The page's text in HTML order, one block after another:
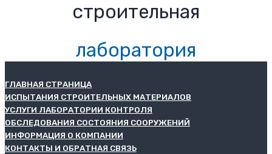
строительная
лаборатория
ГЛАВНАЯ СТРАНИЦА
ИСПЫТАНИЯ СТРОИТЕЛЬНЫХ МАТЕРИАЛОВ
УСЛУГИ ЛАБОРАТОРИИ КОНТРОЛЯ
ОБСЛЕДОВАНИЯ СОСТОЯНИЯ СООРУЖЕНИЙ
ИНФОРМАЦИЯ О КОМПАНИИ
КОНТАКТЫ И ОБРАТНАЯ СВЯЗЬ